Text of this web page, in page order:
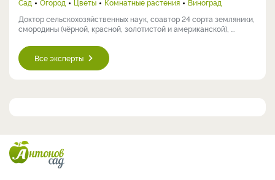
Доктор сельскохозяйственных наук, соавтор 24 сорта земляники,
смородины (чёрной, красной, золотистой и американской), ...
Все эксперты